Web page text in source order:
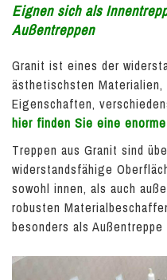
Eignen sich als
Außentreppen
Granit ist eines der
ästhetischsten Materialien,
Eigenschaften,
hier finden Sie eine
Treppen aus Granit sind
widerstandsfähige
sowohl innen, als auch
robusten
besonders als